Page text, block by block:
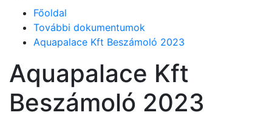
Főoldal
További dokumentumok
Aquapalace Kft Beszámoló 2023
Aquapalace Kft
Beszámoló 2023